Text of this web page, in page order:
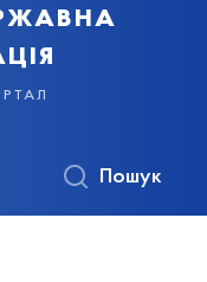
Пошук